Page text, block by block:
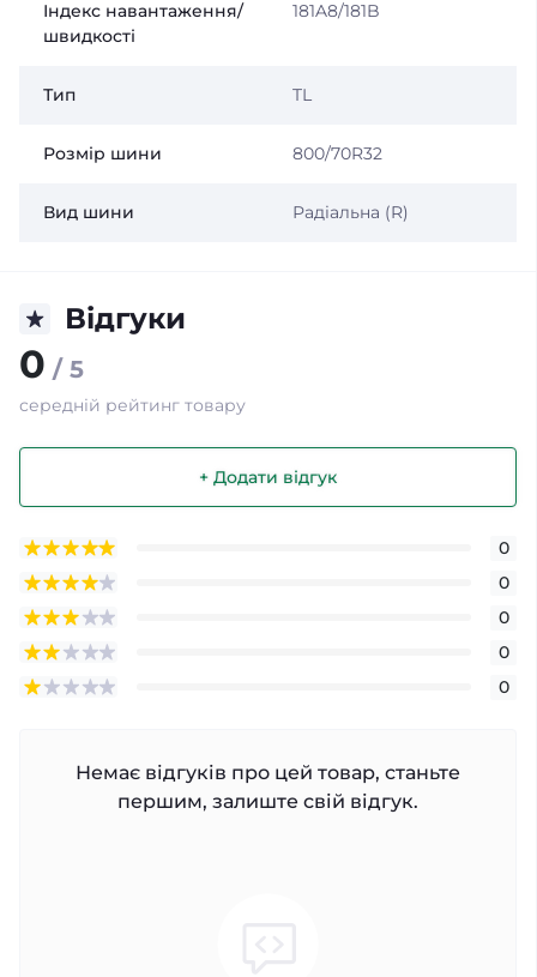
Індекс навантаження/
швидкості
181A8/181B
Тип TL
Розмір шини 800/70R32
Вид шини Радіальна (R)
Відгуки
0 / 5
середній рейтинг товару
+ Додати відгук
0
0
0
0
0
Немає відгуків про цей товар, станьте
першим, залиште свій відгук.